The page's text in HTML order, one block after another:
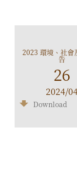
2023 環境、社會
告
26
2024/
Download